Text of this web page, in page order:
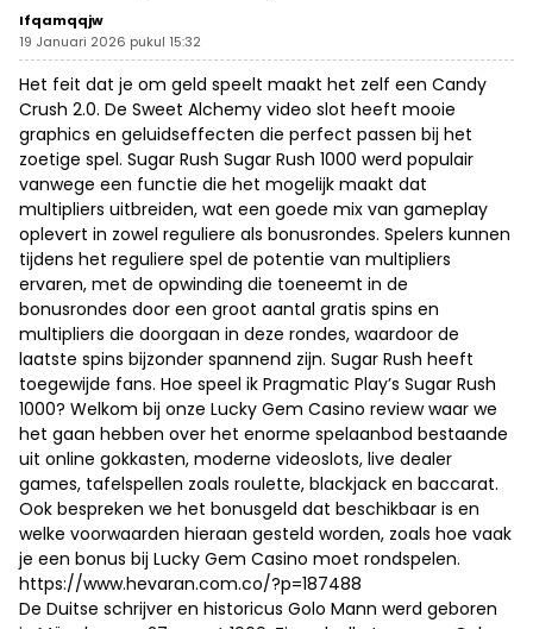
Ifqamqqjw
19 Januari 2026 pukul 15:32
Het feit dat je om geld speelt maakt het zelf een Candy
Crush 2.0. De Sweet Alchemy video slot heeft mooie
graphics en geluidseffecten die perfect passen bij het
zoetige spel. Sugar Rush Sugar Rush 1000 werd populair
vanwege een functie die het mogelijk maakt dat
multipliers uitbreiden, wat een goede mix van gameplay
oplevert in zowel reguliere als bonusrondes. Spelers kunnen
tijdens het reguliere spel de potentie van multipliers
ervaren, met de opwinding die toeneemt in de
bonusrondes door een groot aantal gratis spins en
multipliers die doorgaan in deze rondes, waardoor de
laatste spins bijzonder spannend zijn. Sugar Rush heeft
toegewijde fans. Hoe speel ik Pragmatic Play’s Sugar Rush
1000? Welkom bij onze Lucky Gem Casino review waar we
het gaan hebben over het enorme spelaanbod bestaande
uit online gokkasten, moderne videoslots, live dealer
games, tafelspellen zoals roulette, blackjack en baccarat.
Ook bespreken we het bonusgeld dat beschikbaar is en
welke voorwaarden hieraan gesteld worden, zoals hoe vaak
je een bonus bij Lucky Gem Casino moet rondspelen.
https://www.hevaran.com.co/?p=187488
De Duitse schrijver en historicus Golo Mann werd geboren